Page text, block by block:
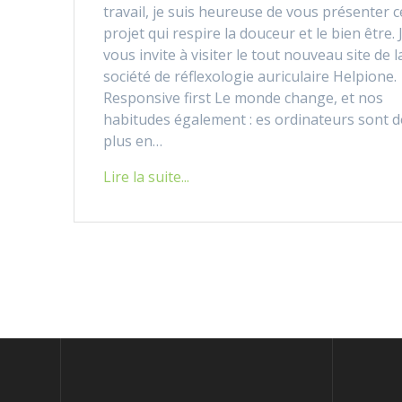
travail, je suis heureuse de vous présenter
projet qui respire la douceur et le bien être.
vous invite à visiter le tout nouveau site de
société de réflexologie auriculaire Helpione.
Responsive first Le monde change, et nos
habitudes également : es ordinateurs sont
plus en…